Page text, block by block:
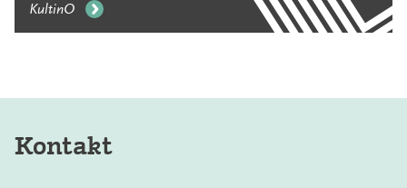
KultinO
Kontakt